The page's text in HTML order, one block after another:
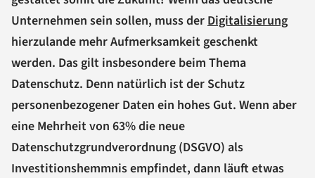
Unternehmen sein sollen, muss der Digitalisierung
hierzulande mehr Aufmerksamkeit geschenkt
werden. Das gilt insbesondere beim Thema
Datenschutz. Denn natürlich ist der Schutz
personenbezogener Daten ein hohes Gut. Wenn aber
eine Mehrheit von 63% die neue
Datenschutzgrundverordnung (DSGVO) als
Investitionshemmnis empfindet, dann läuft etwas